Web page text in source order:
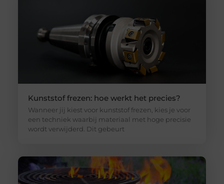
Kunststof frezen: hoe werkt het precies?
Wanneer jij kiest voor kunststof frezen, kies je voor
een techniek waarbij materiaal met hoge precisie
wordt verwijderd. Dit gebeurt